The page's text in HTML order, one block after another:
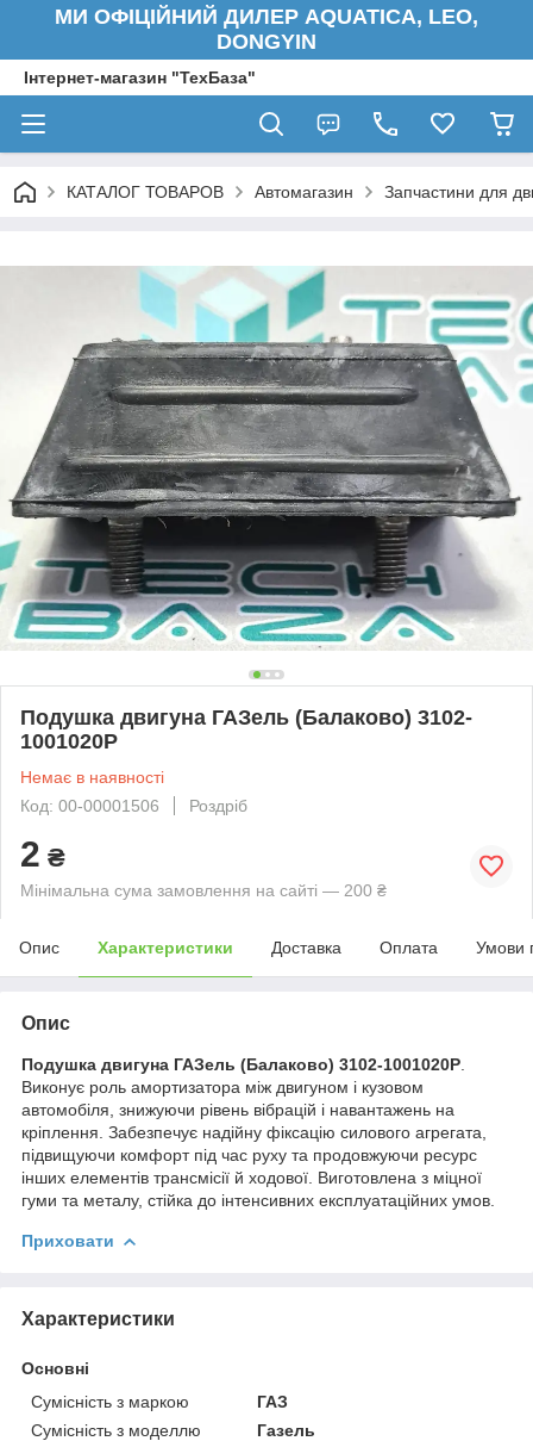
МИ ОФІЦІЙНИЙ ДИЛЕР AQUATICA, LEO,
DONGYIN
Інтернет-магазин "ТехБаза"
КАТАЛОГ ТОВАРОВ Автомагазин Запчастини для
Подушка двигуна ГАЗель (Балаково) 3102-
1001020Р
Немає в наявності
Код: 00-00001506
Роздріб
2 ₴
Мінімальна сума замовлення на сайті — 200 ₴
Опис Характеристики Доставка Оплата Умови
Опис
Подушка двигуна ГАЗель (Балаково) 3102-1001020Р
Виконує роль амортизатора між двигуном і кузовом
автомобіля, знижуючи рівень вібрацій і навантажень на
кріплення. Забезпечує надійну фіксацію силового агрегата,
підвищуючи комфорт під час руху та продовжуючи ресурс
інших елементів трансмісії й ходової. Виготовлена з міцної
гуми та металу, стійка до інтенсивних експлуатаційних умов.
Приховати
Характеристики
Основні
Сумісність з маркою
ГАЗ
Сумісність з моделлю
Газель